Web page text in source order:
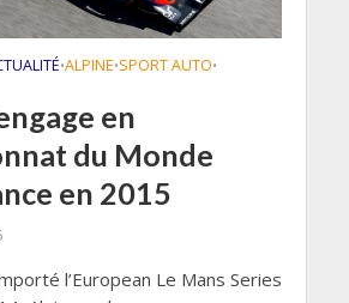
•ALPINE•SPORT AUTO•
en
du Monde
en 2015
l’European Le Mans Series